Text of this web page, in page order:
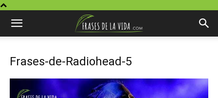
Frases-de-Radiohead-5